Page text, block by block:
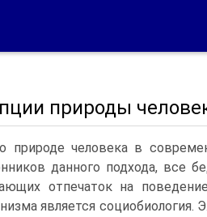
природы
природе человека в
данного подхода, все
отпечаток на
является социобиология.